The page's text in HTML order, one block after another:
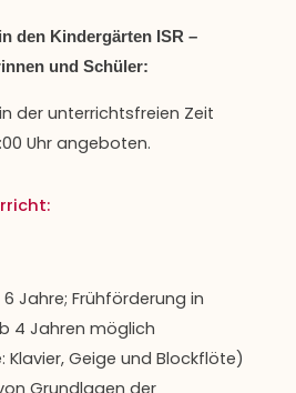
den Kindergärten ISR –
und Schüler:
der unterrichtsfreien Zeit
Uhr angeboten.
6 Jahre; Frühförderung in
4 Jahren möglich
Klavier, Geige und Blockflöte)